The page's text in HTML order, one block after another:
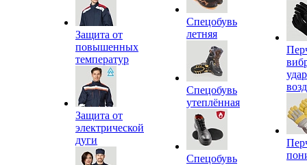
Защита от
повышенных
температур
Защита от
электрической
дуги
Спецобувь
летняя
Спецобувь
утеплённая
Спецобувь